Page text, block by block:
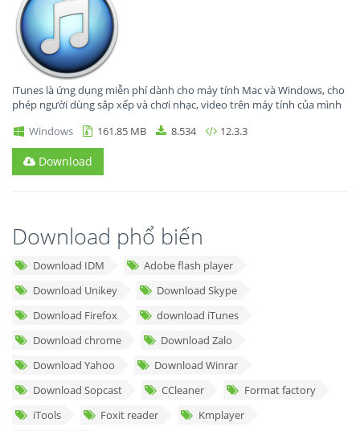
iTunes là ứng dụng miễn phí dành cho máy tính Mac và Windows, cho
phép người dùng sắp xếp và chơi nhạc, video trên máy tính của mình
Windows
161.85 MB 8.534 12.3.3
Download
Download phổ biến
Download IDM
Adobe flash player
Download Unikey
Download Skype
Download Firefox
download iTunes
Download chrome
Download Zalo
Download Yahoo
Download Winrar
Download Sopcast
CCleaner
Format factory
iTools
Foxit reader
Kmplayer